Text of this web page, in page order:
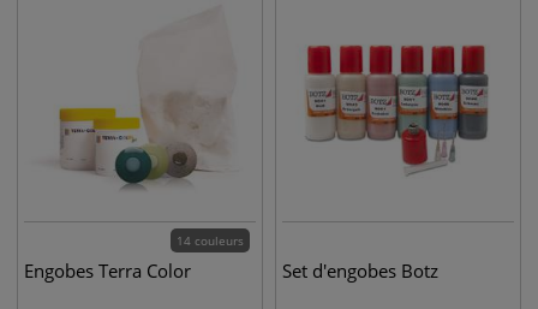
14 couleurs
Engobes Terra Color Set d'engobes Botz